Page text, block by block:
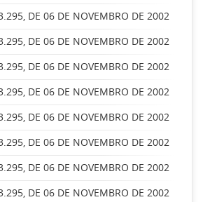
DE 06 DE NOVEMBRO DE 2002
DE 06 DE NOVEMBRO DE 2002
DE 06 DE NOVEMBRO DE 2002
DE 06 DE NOVEMBRO DE 2002
DE 06 DE NOVEMBRO DE 2002
DE 06 DE NOVEMBRO DE 2002
DE 06 DE NOVEMBRO DE 2002
DE 06 DE NOVEMBRO DE 2002